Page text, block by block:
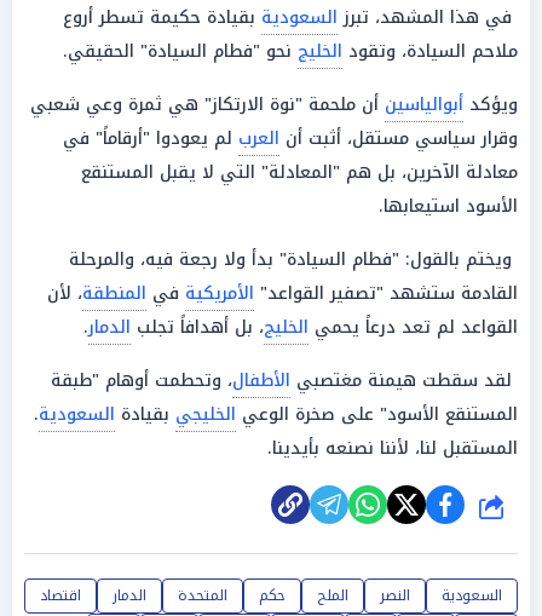
في هذا المشهد، تبرزالسعودية بقيادة حكيمة تسطر أروع
ملاحم السيادة، وتقود الخليج نحو "فطام السيادة" الحقيقي.
ويؤكد أبوالياسين أن ملحمة "نوة الارتكاز" هي ثمرة وعي شعبي
وقرار سياسي مستقل، أثبت أن العرب لم يعودوا "أرقاماً" في
معادلة الآخرين، بل هم "المعادلة" التي لا يقبل المستنقع
الأسود استيعابها.
ويختم بالقول: "فطام السيادة" بدأ ولا رجعة فيه، والمرحلة
القادمة ستشهد "تصفير القواعد" الأمريكية في المنطقة، لأن
القواعد لم تعد درعاً يحمي الخليج، بل أهدافاً تجلب الدمار.
لقد سقطت هيمنة مغتصبي الأطفال، وتحطمت أوهام "طبقة
المستنقع الأسود" على صخرة الوعي الخليجي بقيادة السعودية.
المستقبل لنا، لأننا نصنعه بأيدينا.
شارك
السعودية النصر الملح حكم المتحدة الدمار
اقتصاد